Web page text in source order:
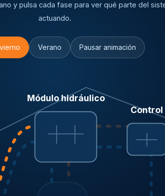
y pulsa cada fase para ver qué parte del
actuando.
Verano Pausar animación
Módulo hidráulico
Control